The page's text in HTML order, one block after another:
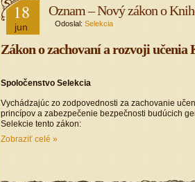
18
jun
Oznam – Nový zákon o
Odoslal: Selekcia
Zákon o zachovaní a rozvoji
Spoločenstvo Selekcia
Vychádzajúc zo zodpovednosti za zachovanie
princípov a zabezpečenie bezpečnosti budúcich
Selekcie tento zákon:
Zobraziť celé »